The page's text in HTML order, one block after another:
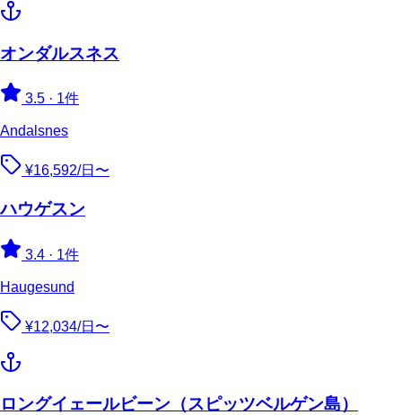
オンダルスネス
3.5 · 1件
Andalsnes
¥16,592/日〜
ハウゲスン
3.4 · 1件
Haugesund
¥12,034/日〜
ロングイェールビーン（スピッツベルゲン島）